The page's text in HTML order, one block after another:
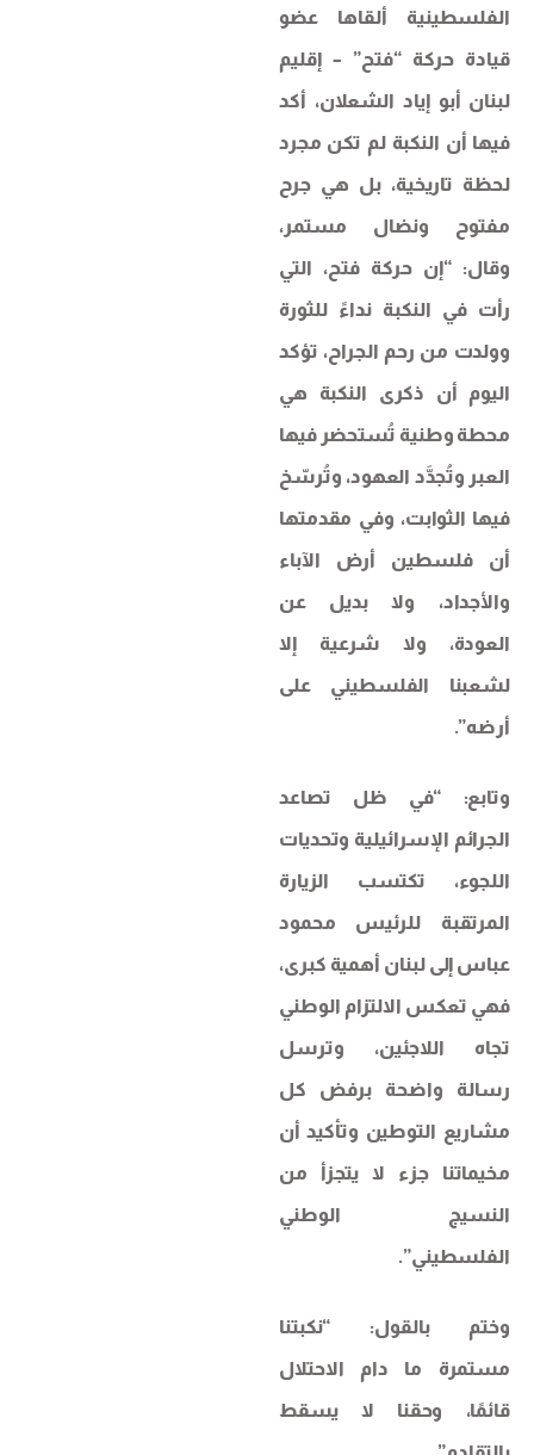
الفلسطينية ألقاها عضو
قيادة حركة “فتح” – إقليم
لبنان أبو إياد الشعلان، أكد
فيها أن النكبة لم تكن مجرد
لحظة تاريخية، بل هي جرح
مفتوح ونضال مستمر،
وقال: “إن حركة فتح، التي
رأت في النكبة نداءً للثورة
وولدت من رحم الجراح، تؤكد
اليوم أن ذكرى النكبة هي
محطة وطنية تُستحضر فيها
العبر وتُجدَّد العهود، وتُرسّخ
فيها الثوابت، وفي مقدمتها
أن فلسطين أرض الآباء
والأجداد، ولا بديل عن
العودة، ولا شرعية إلا
لشعبنا الفلسطيني على
أرضه”.
وتابع: “في ظل تصاعد
الجرائم الإسرائيلية وتحديات
اللجوء، تكتسب الزيارة
المرتقبة للرئيس محمود
عباس إلى لبنان أهمية كبرى،
فهي تعكس الالتزام الوطني
تجاه اللاجئين، وترسل
رسالة واضحة برفض كل
مشاريع التوطين وتأكيد أن
مخيماتنا جزء لا يتجزأ من
النسيج الوطني
الفلسطيني”.
وختم بالقول: “نكبتنا
مستمرة ما دام الاحتلال
قائمًا، وحقنا لا يسقط